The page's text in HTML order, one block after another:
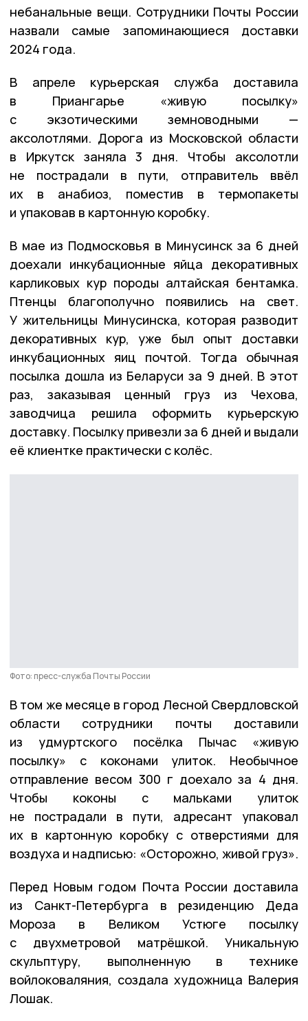
небанальные вещи. Сотрудники Почты России
назвали самые запоминающиеся доставки
2024 года.
В апреле курьерская служба доставила
в Приангарье «живую посылку»
с экзотическими земноводными —
аксолотлями. Дорога из Московской области
в Иркутск заняла 3 дня. Чтобы аксолотли
не пострадали в пути, отправитель ввёл
их в анабиоз, поместив в термопакеты
и упаковав в картонную коробку.
В мае из Подмосковья в Минусинск за 6 дней
доехали инкубационные яйца декоративных
карликовых кур породы алтайская бентамка.
Птенцы благополучно появились на свет.
У жительницы Минусинска, которая разводит
декоративных кур, уже был опыт доставки
инкубационных яиц почтой. Тогда обычная
посылка дошла из Беларуси за 9 дней. В этот
раз, заказывая ценный груз из Чехова,
заводчица решила оформить курьерскую
доставку. Посылку привезли за 6 дней и выдали
её клиентке практически с колёс.
Фото: пресс-служба Почты России
В том же месяце в город Лесной Свердловской
области сотрудники почты доставили
из удмуртского посёлка Пычас «живую
посылку» с коконами улиток. Необычное
отправление весом 300 г доехало за 4 дня.
Чтобы коконы с мальками улиток
не пострадали в пути, адресант упаковал
их в картонную коробку с отверстиями для
воздуха и надписью: «Осторожно, живой груз».
Перед Новым годом Почта России доставила
из Санкт-Петербурга в резиденцию Деда
Мороза в Великом Устюге посылку
с двухметровой матрёшкой. Уникальную
скульптуру, выполненную в технике
войлоковаляния, создала художница Валерия
Лошак.